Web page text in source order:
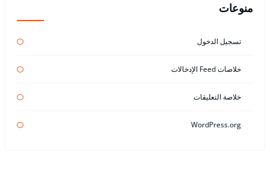
منوعات
تسجيل الدخول
خلاصات Feed الإدخالات
خلاصة التعليقات
WordPress.org